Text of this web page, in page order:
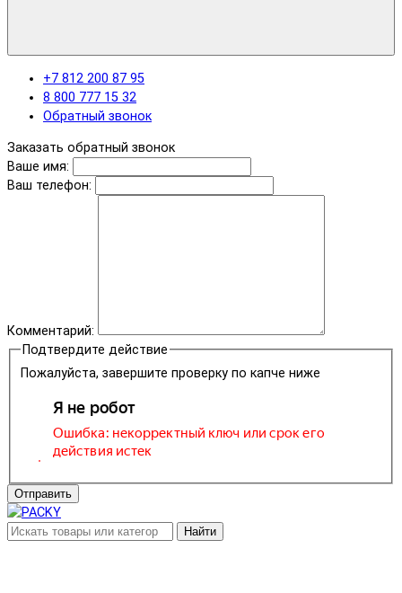
+7 812 200 87 95
8 800 777 15 32
Обратный звонок
Заказать обратный звонок
Ваше имя:
Ваш телефон:
Комментарий:
Подтвердите действие
Пожалуйста, завершите проверку по капче ниже
Отправить
Найти